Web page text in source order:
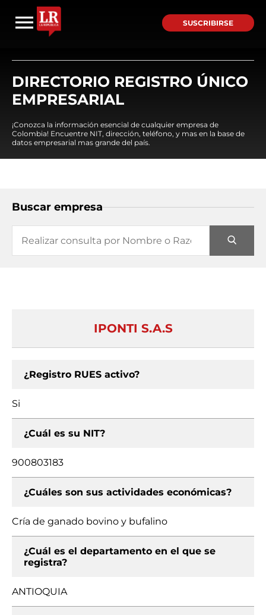
SUSCRIBIRSE
DIRECTORIO REGISTRO ÚNICO
EMPRESARIAL
¡Conozca la información esencial de cualquier empresa de
Colombia! Encuentre NIT, dirección, teléfono, y mas en la base de
datos empresarial mas grande del país.
Buscar empresa
IPONTI S.A.S
¿Registro RUES activo?
Si
¿Cuál es su NIT?
900803183
¿Cuáles son sus actividades económicas?
Cría de ganado bovino y bufalino
¿Cuál es el departamento en el que se
registra?
ANTIOQUIA